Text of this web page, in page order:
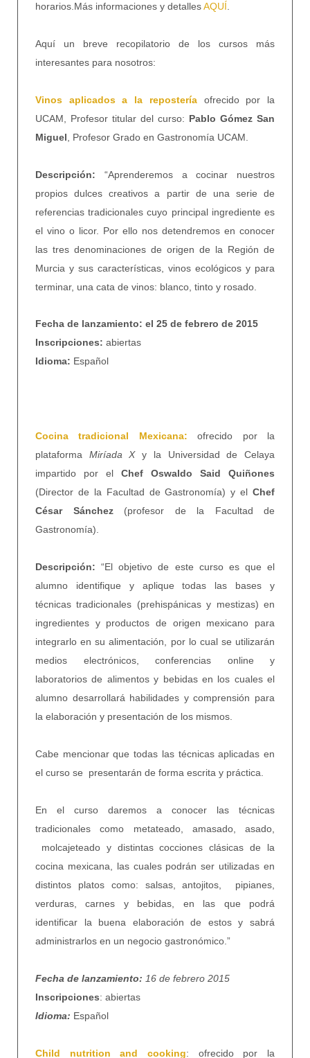
horarios.Más informaciones y detallesAQUÍ
Aquí un breve recopilatorio de los cursos más
interesantes para nosotros:
Vinos aplicados a la reposteríaofrecido por la
UCAM, Profesor titular del curso: Pablo Gómez San
Miguel , Profesor Grado en Gastronomía UCAM.
Descripción: “Aprenderemos a cocinar nuestros
propios dulces creativos a partir de una serie de
referencias tradicionales cuyo principal ingrediente es
el vino o licor. Por ello nos detendremos en conocer
las tres denominaciones de origen de la Región de
Murcia y sus características, vinos ecológicos y para
terminar, una cata de vinos: blanco, tinto y rosado.
Fecha de lanzamiento: el 25 de febrero de 2015
Inscripciones: abiertas
Idioma: Español
Cocina tradicional Mexicana: ofrecido por la
plataforma Miríada Xy la Universidad de Celaya
impartido por el Chef Oswaldo Said Quiñones
(Director de la Facultad de Gastronomía) y el Chef
César Sánchez (profesor de la Facultad de
Gastronomía).
Descripción: “El objetivo de este curso es que el
alumno identifique y aplique todas las bases y
técnicas tradicionales (prehispánicas y mestizas) en
ingredientes y productos de origen mexicano para
integrarlo en su alimentación, por lo cual se utilizarán
medios electrónicos, conferencias online y
laboratorios de alimentos y bebidas en los cuales el
alumno desarrollará habilidades y comprensión para
la elaboración y presentación de los mismos.
Cabe mencionar que todas las técnicas aplicadas en
el curso se presentarán de forma escrita y práctica.
En el curso daremos a conocer las técnicas
tradicionales como metateado, amasado, asado,
molcajeteado y distintas cocciones clásicas de la
cocina mexicana, las cuales podrán ser utilizadas en
distintos platos como: salsas, antojitos, pipianes,
verduras, carnes y bebidas, en las que podrá
identificar la buena elaboración de estos y sabrá
administrarlos en un negocio gastronómico.”
Fecha de lanzamiento: 16 de febrero 2015
Inscripciones: abiertas
Idioma: Español
Child nutrition and cooking: ofrecido por la